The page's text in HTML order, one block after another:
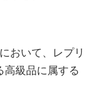
おいて、レプリ
級品に属する